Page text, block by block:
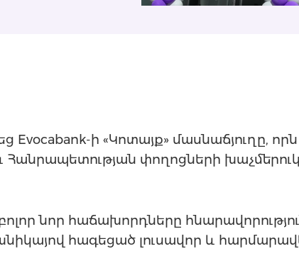
ի «Կոտայք» մասնաճյուղը, որն
Հանրապետության փողոցների
նոր հաճախորդները
հագեցած լուսավոր և